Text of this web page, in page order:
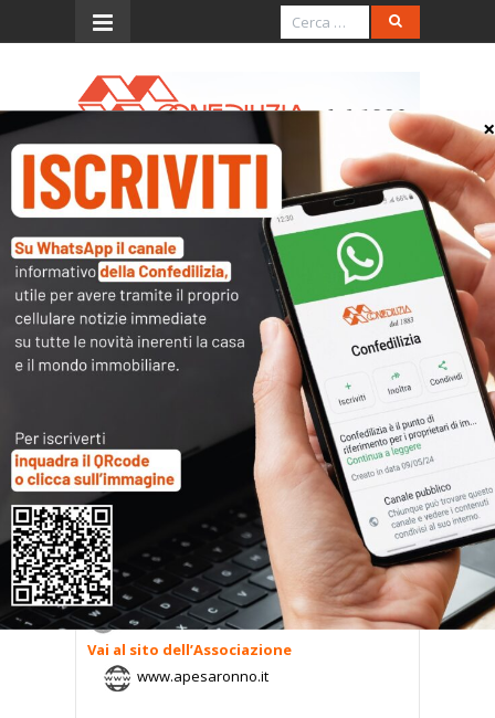
Menu
Confedilizia Saronno
Il punto di riferimento per tutte le questioni che
riguardano lacasae gli immobiliin genere:
condominio,affitti compravendite ,
tasse
, catasto
Saronno – Corso Italia, 13 – tel. 375.9155900
Avv. Filippo Germinetti
Come raggiungerci
Vai al sito dell’Associazione
www.apesaronno.it